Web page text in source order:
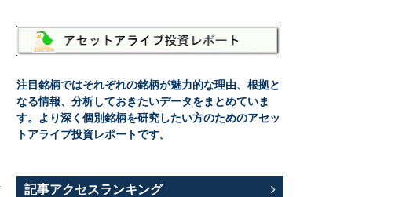
注目銘柄ではそれぞれの銘柄が魅力的な理由、根拠と
なる情報、分析しておきたいデータをまとめていま
す。より深く個別銘柄を研究したい方のためのアセッ
トアライブ投資レポートです。
記事アクセスランキング